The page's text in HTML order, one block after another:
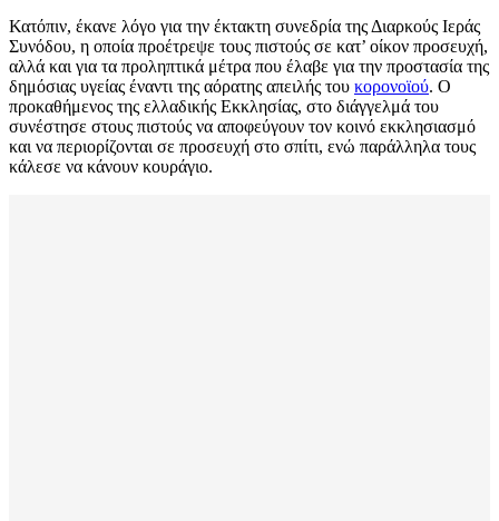
Κατόπιν, έκανε λόγο για την έκτακτη συνεδρία της Διαρκούς Ιεράς
Συνόδου, η οποία προέτρεψε τους πιστούς σε κατ’ οίκον προσευχή,
αλλά και για τα προληπτικά μέτρα που έλαβε για την προστασία της
δημόσιας υγείας έναντι της αόρατης απειλής του κορονοϊού. Ο
προκαθήμενος της ελλαδικής Εκκλησίας, στο διάγγελμά του
συνέστησε στους πιστούς να αποφεύγουν τον κοινό εκκλησιασμό
και να περιορίζονται σε προσευχή στο σπίτι, ενώ παράλληλα τους
κάλεσε να κάνουν κουράγιο.